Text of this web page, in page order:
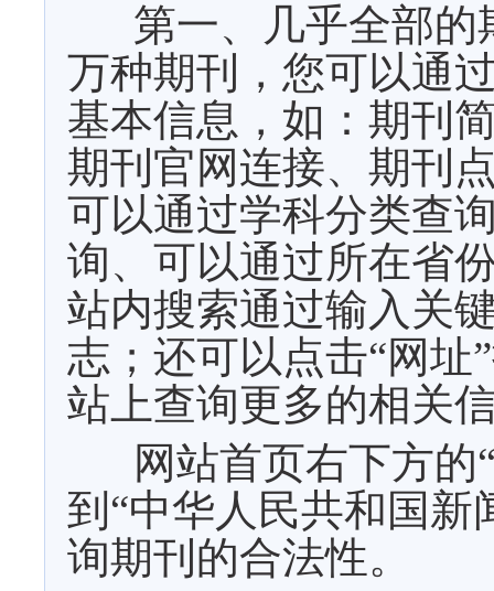
第一、几乎全部
万种期刊，您可以通
基本信息，如：期刊
期刊官网连接、期刊
可以通过学科分类查
询、可以通过所在省
站内搜索通过输入关
志；还可以点击“网址
站上查询更多的相关
网站首页右下方
到“中华人民共和国新
询期刊的合法性。